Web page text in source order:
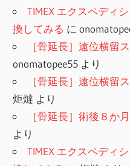
TIMEX エクスペディ
換してみる に
［骨延長］遠位横留
onomatopee55 より
［骨延長］遠位横留
炬燵 より
［骨延長］術後８か
より
TIMEX エクスペディ